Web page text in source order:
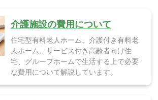
介護施設の費用について
住宅型有料老人ホーム、介護付き有料老
人ホーム、サービス付き高齢者向け住
宅、グループホームで生活する上で必要
な費用について解説しています。